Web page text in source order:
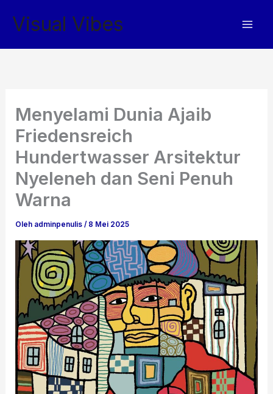
Visual Vibes
Menyelami Dunia Ajaib
Friedensreich
Hundertwasser Arsitektur
Nyeleneh dan Seni Penuh
Warna
Oleh adminpenulis/ 8 Mei 2025